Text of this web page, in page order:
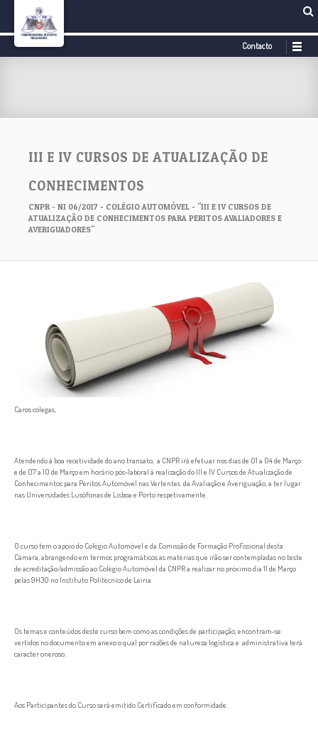
Contacto
III E IV CURSOS DE ATUALIZAÇÃO DE
CONHECIMENTOS
CNPR - NI 06/2017 - COLÉGIO AUTOMÓVEL - "III E IV CURSOS DE
ATUALIZAÇÃO DE CONHECIMENTOS PARA PERITOS AVALIADORES E
AVERIGUADORES"
Caros colegas,
Atendendo à boa recetividade do ano transato, a CNPR irá efetuar nos dias de 01 a 04 de Março
e de 07 a 10 de Março em horário pós-laboral à realização do III e IV Cursos de Atualização de
Conhecimentos para Peritos Automóvel nas Vertentes da Avaliação e Averiguação, a ter lugar
nas Universidades Lusófonas de Lisboa e Porto respetivamente.
O curso tem o apoio do Colégio Automóvel e da Comissão de Formação Profissional desta
Câmara, abrangendo em termos programáticos as matérias que irão ser contempladas no teste
de acreditação/admissão ao Colégio Automóvel da CNPR a realizar no próximo dia 11 de Março
pelas 9H30 no Instituto Politécnico de Leiria.
Os temas e conteúdos deste curso bem como as condições de participação, encontram-se
vertidos no documento em anexo o qual por razões de natureza logística e administrativa terá
caracter oneroso.
Aos Participantes do Curso será emitido Certificado em conformidade.